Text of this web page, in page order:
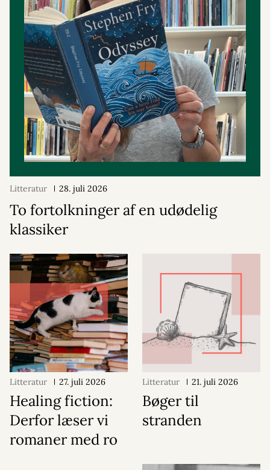
Litteratur 28. juli 2026
To fortolkninger af en udødelig
klassiker
Litteratur 27. juli 2026
Healing fiction:
Derfor læser vi
romaner med ro
Litteratur 21. juli 2026
Bøger til
stranden